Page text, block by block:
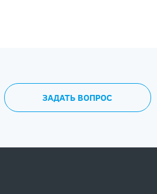
ЗАДАТЬ ВОПРОС